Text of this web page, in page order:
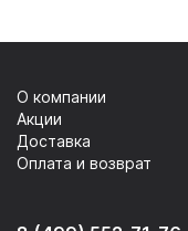
О компании
Акции
Доставка
Оплата и возврат